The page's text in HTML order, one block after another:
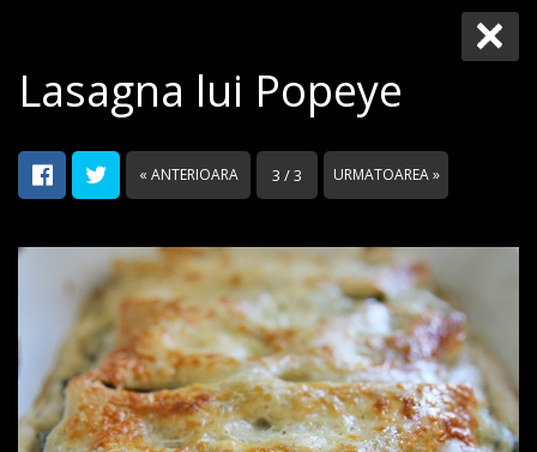
Lasagna lui Popeye
« ANTERIOARA 3 / 3 URMATOAREA »